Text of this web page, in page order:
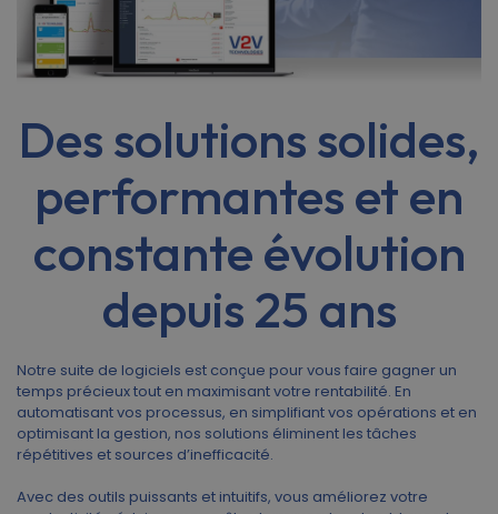
Des solutions solides,
performantes et en
constante évolution
depuis 25 ans
Notre suite de logiciels est conçue pour vous faire gagner un
temps précieux tout en maximisant votre rentabilité. En
automatisant vos processus, en simplifiant vos opérations et en
optimisant la gestion, nos solutions éliminent les tâches
répétitives et sources d’inefficacité.
Avec des outils puissants et intuitifs, vous améliorez votre